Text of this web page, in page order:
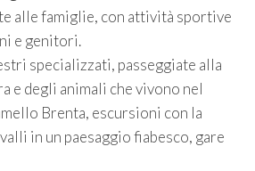
alle famiglie, con attività sportive
e genitori.
specializzati, passeggiate alla
e degli animali che vivono nel
Brenta, escursioni con la
in un paesaggio fiabesco, gare